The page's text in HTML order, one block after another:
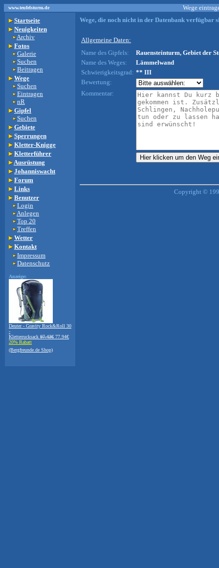
www.teufelsturm.de
Wege
Startseite
Neuigkeiten
Archiv
Fotos
Galerie
Suchen
Beitragen
Wege
Suchen
Eintragen
nR
Gipfel
Suchen
Gebiete
Sperrungen
Kletter-Knigge
Kletterführer
Ausrüstung
Johanniswacht
Forum
Links
Benutzer
Login
Anlegen
Top 20
Treffen
Wetter
Kontakt
Impressum
Datenschutz
Anzeige:
Deuter - Gravity Rock&Roll 30
-
Kletterrucksack 97.43€ 77.94€
20% Rabatt
(Bergfreunde.de Shop)
Wege, die noch nicht in der Datenbank verfügbar
Allgemeine Daten:
Name des Gipfels:
Rauensteinturm, Gebiet der
Name des Weges:
Lämmelwand
Schwierigkeitsgrad: ** III
Bewertung:
Kommentar:
Copyright ©